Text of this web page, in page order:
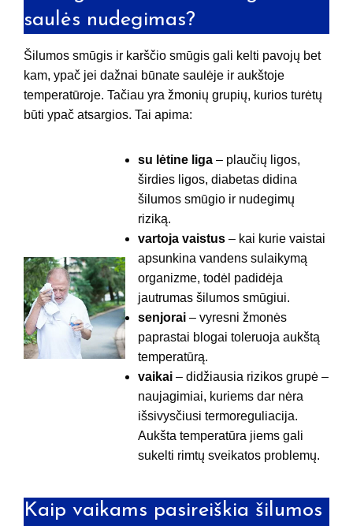
saulės nudegimas?
Šilumos smūgis ir karščio smūgis gali kelti pavojų bet
kam, ypač jei dažnai būnate saulėje ir aukštoje
temperatūroje. Tačiau yra žmonių grupių, kurios turėtų
būti ypač atsargios. Tai apima:
su lėtine liga– plaučių ligos,
širdies ligos, diabetas didina
šilumos smūgio ir nudegimų
riziką.
vartoja vaistus – kai kurie vaistai
apsunkina vandens sulaikymą
organizme, todėl padidėja
jautrumas šilumos smūgiui.
senjorai– vyresni žmonės
paprastai blogai toleruoja aukštą
temperatūrą.
vaikai – didžiausia rizikos grupė –
naujagimiai, kuriems dar nėra
išsivysčiusi termoreguliacija.
Aukšta temperatūra jiems gali
sukelti rimtų sveikatos problemų.
Kaip vaikams pasireiškia šilumos